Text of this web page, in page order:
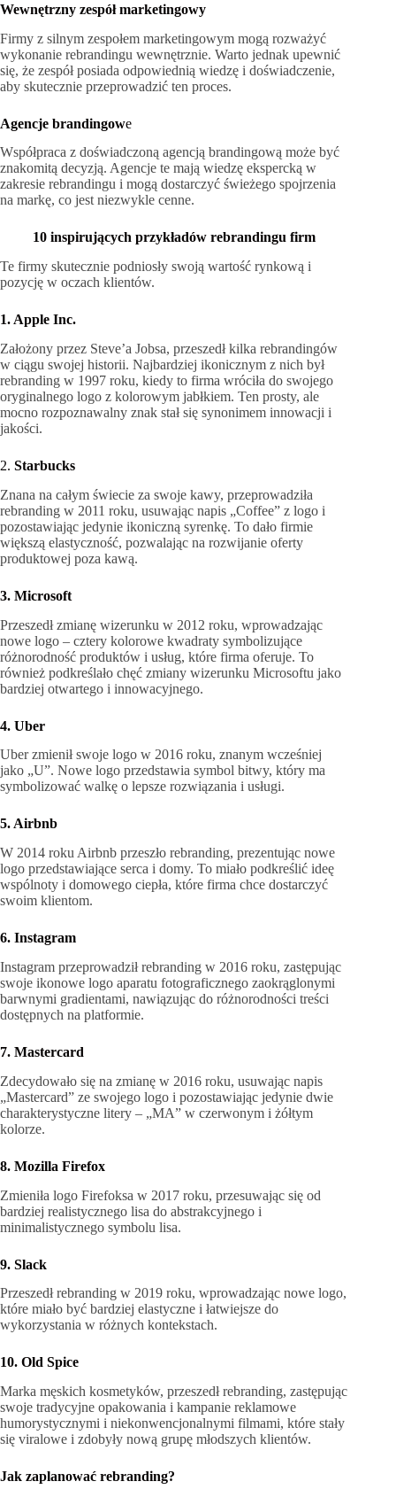
Wewnętrzny zespół marketingowy
Firmy z silnym zespołem marketingowym mogą rozważyć
wykonanie rebrandingu wewnętrznie. Warto jednak upewnić
się, że zespół posiada odpowiednią wiedzę i doświadczenie,
aby skutecznie przeprowadzić ten proces.
Agencje brandingowe
Współpraca z doświadczoną agencją brandingową może być
znakomitą decyzją. Agencje te mają wiedzę ekspercką w
zakresie rebrandingu i mogą dostarczyć świeżego spojrzenia
na markę, co jest niezwykle cenne.
10 inspirujących przykładów rebrandingu firm
Te firmy skutecznie podniosły swoją wartość rynkową i
pozycję w oczach klientów.
1. Apple Inc.
Założony przez Steve’a Jobsa, przeszedł kilka rebrandingów
w ciągu swojej historii. Najbardziej ikonicznym z nich był
rebranding w 1997 roku, kiedy to firma wróciła do swojego
oryginalnego logo z kolorowym jabłkiem. Ten prosty, ale
mocno rozpoznawalny znak stał się synonimem innowacji i
jakości.
2. Starbucks
Znana na całym świecie za swoje kawy, przeprowadziła
rebranding w 2011 roku, usuwając napis „Coffee” z logo i
pozostawiając jedynie ikoniczną syrenkę. To dało firmie
większą elastyczność, pozwalając na rozwijanie oferty
produktowej poza kawą.
3. Microsoft
Przeszedł zmianę wizerunku w 2012 roku, wprowadzając
nowe logo – cztery kolorowe kwadraty symbolizujące
różnorodność produktów i usług, które firma oferuje. To
również podkreślało chęć zmiany wizerunku Microsoftu jako
bardziej otwartego i innowacyjnego.
4. Uber
Uber zmienił swoje logo w 2016 roku, znanym wcześniej
jako „U”. Nowe logo przedstawia symbol bitwy, który ma
symbolizować walkę o lepsze rozwiązania i usługi.
5. Airbnb
W 2014 roku Airbnb przeszło rebranding, prezentując nowe
logo przedstawiające serca i domy. To miało podkreślić ideę
wspólnoty i domowego ciepła, które firma chce dostarczyć
swoim klientom.
6. Instagram
Instagram przeprowadził rebranding w 2016 roku, zastępując
swoje ikonowe logo aparatu fotograficznego zaokrąglonymi
barwnymi gradientami, nawiązując do różnorodności treści
dostępnych na platformie.
7. Mastercard
Zdecydowało się na zmianę w 2016 roku, usuwając napis
„Mastercard” ze swojego logo i pozostawiając jedynie dwie
charakterystyczne litery – „MA” w czerwonym i żółtym
kolorze.
8. Mozilla Firefox
Zmieniła logo Firefoksa w 2017 roku, przesuwając się od
bardziej realistycznego lisa do abstrakcyjnego i
minimalistycznego symbolu lisa.
9. Slack
Przeszedł rebranding w 2019 roku, wprowadzając nowe logo,
które miało być bardziej elastyczne i łatwiejsze do
wykorzystania w różnych kontekstach.
10. Old Spice
Marka męskich kosmetyków, przeszedł rebranding, zastępując
swoje tradycyjne opakowania i kampanie reklamowe
humorystycznymi i niekonwencjonalnymi filmami, które stały
się viralowe i zdobyły nową grupę młodszych klientów.
Jak zaplanować rebranding?